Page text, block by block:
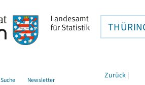
Suche Newsletter Zurück |